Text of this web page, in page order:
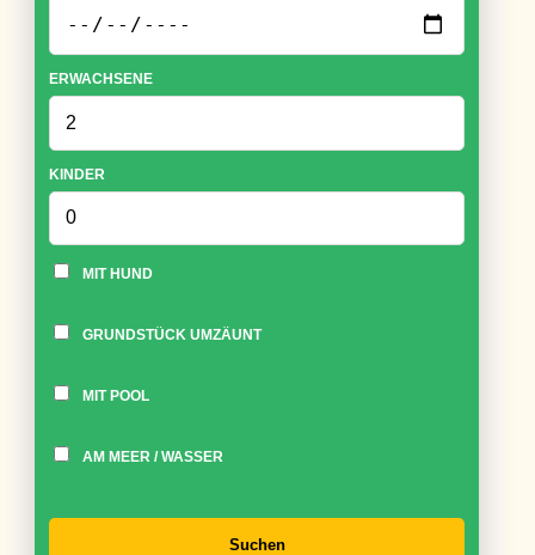
ERWACHSENE
KINDER
MIT HUND
GRUNDSTÜCK UMZÄUNT
MIT POOL
AM MEER / WASSER
Suchen